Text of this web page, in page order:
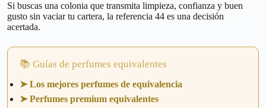
Si buscas una colonia que transmita limpieza, confianza y buen
gusto sin vaciar tu cartera, la referencia 44 es una decisión
acertada.
📚 Guías de perfumes equivalentes
➤ Los mejores perfumes de equivalencia
➤ Perfumes premium equivalentes